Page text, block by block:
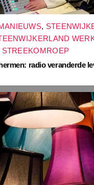
,
STREEKOMROEP
radio veranderde